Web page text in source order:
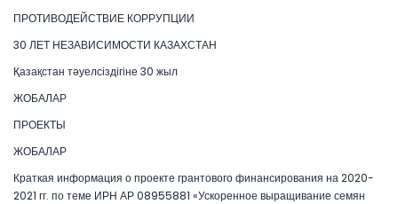
ПРОТИВОДЕЙСТВИЕ КОРРУПЦИИ
30 ЛЕТ НЕЗАВИСИМОСТИ КАЗАХСТАН
Қазақстан тәуелсіздігіне 30 жыл
ЖОБАЛАР
ПРОЕКТЫ
ЖОБАЛАР
Краткая информация о проекте грантового финансирования на 2020-
2021 гг. по теме ИРН АР 08955881 «Ускоренное выращивание семян